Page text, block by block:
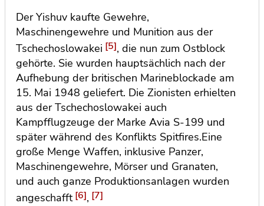
Der Yishuv kaufte Gewehre,
Maschinengewehre und Munition aus der
Tschechoslowakei [5], die nun zum Ostblock
gehörte. Sie wurden hauptsächlich nach der
Aufhebung der britischen Marineblockade am
15. Mai 1948 geliefert. Die Zionisten erhielten
aus der Tschechoslowakei auch
Kampfflugzeuge der Marke Avia S-199 und
später während des Konflikts Spitfires.Eine
große Menge Waffen, inklusive Panzer,
Maschinengewehre, Mörser und Granaten,
und auch ganze Produktionsanlagen wurden
angeschafft [6], [7]